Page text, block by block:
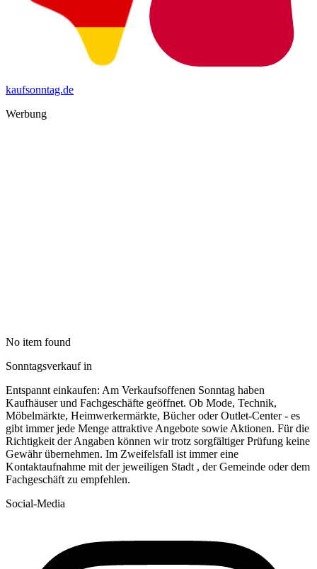
kaufsonntag.de
Werbung
No item found
Sonntagsverkauf in
Entspannt einkaufen: Am Verkaufsoffenen Sonntag haben
Kaufhäuser und Fachgeschäfte geöffnet. Ob Mode, Technik,
Möbelmärkte, Heimwerkermärkte, Bücher oder Outlet-Center - es
gibt immer jede Menge attraktive Angebote sowie Aktionen. Für die
Richtigkeit der Angaben können wir trotz sorgfältiger Prüfung keine
Gewähr übernehmen. Im Zweifelsfall ist immer eine
Kontaktaufnahme mit der jeweiligen Stadt , der Gemeinde oder dem
Fachgeschäft zu empfehlen.
Social-Media